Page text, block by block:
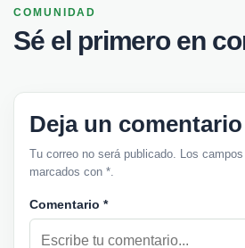
COMUNIDAD
Sé el primero en
Deja un comentario
Tu correo no será publicado. Los
marcados con *.
Comentario *